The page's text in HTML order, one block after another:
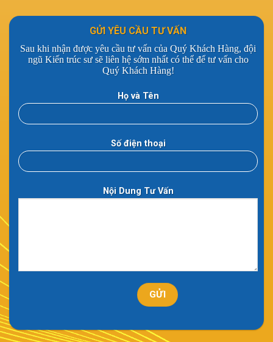
GỬI YÊU CẦU TƯ VẤN
Sau khi nhận được yêu cầu tư vấn của Quý Khách Hàng, đội
ngũ Kiến trúc sư sẽ liên hệ sớm nhất có thể để tư vấn cho
Quý Khách Hàng!
Họ và Tên
Số điện thoại
Nội Dung Tư Vấn